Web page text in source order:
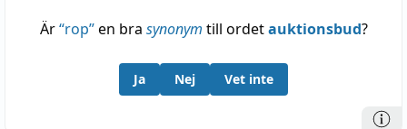
Är“rop”en bra synonym till ordetauktionsbud?
Ja Nej Vet inte